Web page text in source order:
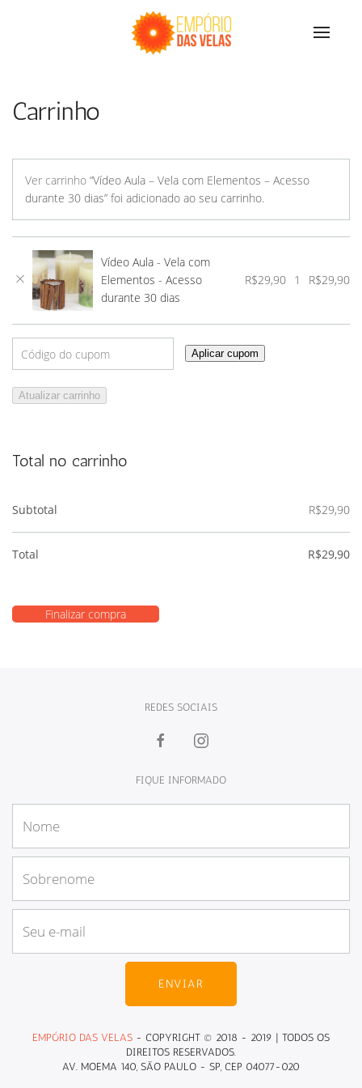
Carrinho
Ver carrinho “Vídeo Aula – Vela com Elementos – Acesso
durante 30 dias” foi adicionado ao seu carrinho.
×
Vídeo Aula - Vela com
Elementos - Acesso
durante 30 dias
R$29,90 1 R$29,90
Aplicar cupom
Atualizar carrinho
Total no carrinho
Subtotal R$29,90
Total R$29,90
Finalizar compra
REDES SOCIAIS
FIQUE INFORMADO
ENVIAR
EMPÓRIO DAS VELAS - COPYRIGHT © 2018 - 2019 | TODOS OS
DIREITOS RESERVADOS.
AV. MOEMA 140, SÃO PAULO - SP, CEP 04077-020